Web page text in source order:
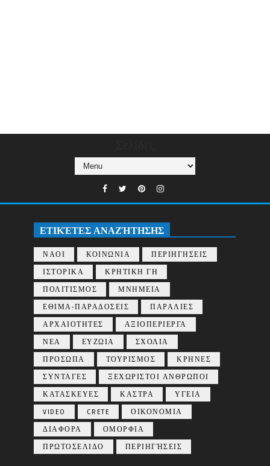
ΕΤΙΚΈΤΕΣ ΑΝΑΖΉΤΗΣΗΣ
ΝΑΟΙ ΚΟΙΝΩΝΙΑ
ΠΕΡΙΗΓΗΣΕΙΣ
ΙΣΤΟΡΙΚΑ
ΚΡΗΤΙΚΗ ΓΗ
ΠΟΛΙΤΙΣΜΟΣ
ΜΝΗΜΕΙΑ
ΕΘΙΜΑ-ΠΑΡΑΔΟΣΕΙΣ
ΠΑΡΑΛΙΕΣ
ΑΡΧΑΙΟΤΗΤΕΣ
ΑΞΙΟΠΕΡΙΕΡΓΑ
ΝΕΑ
ΕΥΖΩΙΑ
ΣΧΟΛΙΑ
ΠΡΟΣΩΠΑ
ΤΟΥΡΙΣΜΟΣ
ΚΡΗΝΕΣ
ΣΥΝΤΑΓΕΣ
ΞΕΧΩΡΙΣΤΟΙ ΑΝΘΡΩΠΟΙ
ΚΑΤΑΣΚΕΥΕΣ
ΚΑΣΤΡΑ
ΥΓΕΙΑ
VIDEO
CRETE
ΟΙΚΟΝΟΜΙΑ
ΔΙΑΦΟΡΑ
ΟΜΟΡΦΙΑ
ΠΡΩΤΟΣΕΛΙΔΟ
ΠΕΡΙΗΓΉΣΕΙΣ